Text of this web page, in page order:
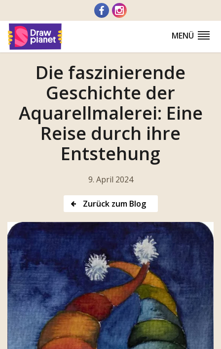
springen
MENÜ
Die faszinierende
Geschichte der
Aquarellmalerei: Eine
Reise durch ihre
Entstehung
9. April 2024
Zurück zum Blog